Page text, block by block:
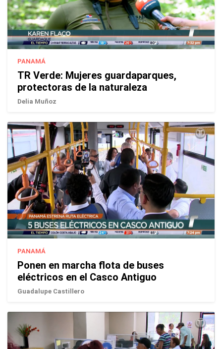
PANAMÁ
TR Verde: Mujeres guardaparques,
protectoras de la naturaleza
Delia Muñoz
PANAMÁ
Ponen en marcha flota de buses
eléctricos en el Casco Antiguo
Guadalupe Castillero